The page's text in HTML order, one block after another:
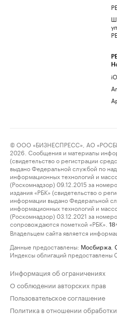
© ООО «БИЗНЕСПРЕСС», АО
2026. Сообщения и материалы
(свидетельство о регистрации
выдано Федеральной службой по
информационных технологий и
(Роскомнадзор) 09.12.2015 за
издания «РБК» (свидетельство о
информации выдано Федеральной
информационных технологий и
(Роскомнадзор) 03.12.2021 за
сопровождаются пометкой «РБК».
Владельцем сайта является
Данные предоставлены: Мосбиржа
Индексы облигаций предоставлены
Информация об ограничениях
О соблюдении авторских прав
Пользовательское соглашение
Политика в отношении